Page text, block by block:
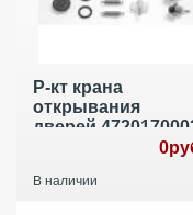
Р-кт крана
открывания
дверей
В наличии